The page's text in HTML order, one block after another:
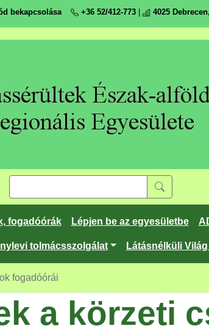
bekapcsolása +36 52/412-773 4025
fogadóórák Lépjen be az egyesületbe
tolmácsszolgálat Látásnélküli
fogadóórái
a körzeti